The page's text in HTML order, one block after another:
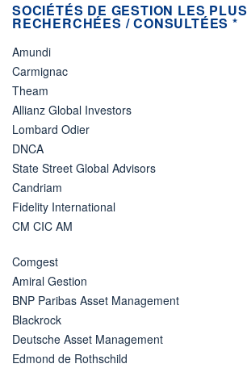
SOCIÉTÉS DE GESTION LES PLUS
RECHERCHÉES / CONSULTÉES *
Amundi
Carmignac
Theam
Allianz Global Investors
Lombard Odier
DNCA
State Street Global Advisors
Candriam
Fidelity International
CM CIC AM
Comgest
Amiral Gestion
BNP Paribas Asset Management
Blackrock
Deutsche Asset Management
Edmond de Rothschild